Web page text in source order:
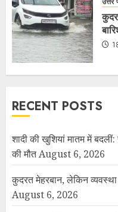
RECENT POSTS
शादी की खुशियां मातम में
की मौतAugust 6, 2026
कुदरत मेहरबान, लेकिन
August 6, 2026